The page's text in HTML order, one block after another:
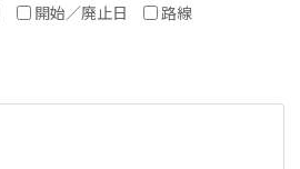
開始／廃止日 路線